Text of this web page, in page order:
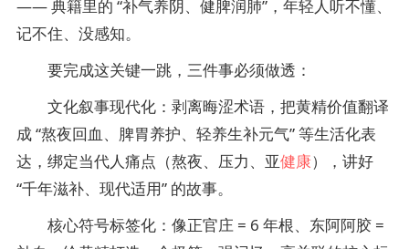
—— 典籍里的 “补气养阴、健脾润肺”，年轻人听不懂、
记不住、没感知。
要完成这关键一跳，三件事必须做透：
文化叙事现代化：剥离晦涩术语，把黄精价值翻译
成 “熬夜回血、脾胃养护、轻养生补元气” 等生活化表
达，绑定当代人痛点（熬夜、压力、亚健康），讲好
“千年滋补、现代适用” 的故事。
核心符号标签化：像正官庄 = 6 年根、东阿阿胶 =